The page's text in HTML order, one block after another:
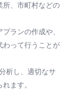
所、市町村などの
ランの作成や、
わって行うことが
析し、適切なサ
ます。